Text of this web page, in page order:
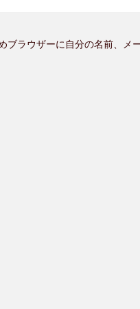
ブラウザーに自分の名前、メ